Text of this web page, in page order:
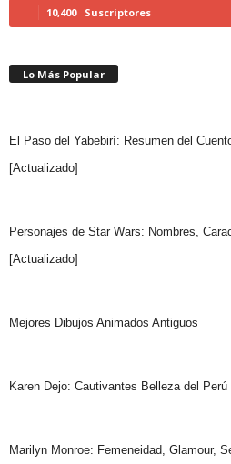
10,400 Suscriptores
Lo Más Popular
El Paso del Yabebirí: Resumen del
[Actualizado]
Personajes de Star Wars: Nombres,
[Actualizado]
Mejores Dibujos Animados Antiguos
Karen Dejo: Cautivantes Belleza del Perú
Marilyn Monroe: Femeneidad, Glamour,